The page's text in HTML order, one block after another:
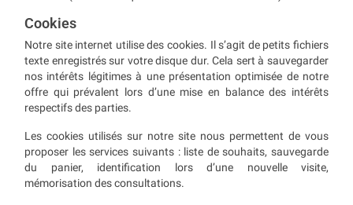
Cookies
Notre site internet utilise des cookies. Il s’agit de petits fichiers
texte enregistrés sur votre disque dur. Cela sert à sauvegarder
nos intérêts légitimes à une présentation optimisée de notre
offre qui prévalent lors d’une mise en balance des intérêts
respectifs des parties.
Les cookies utilisés sur notre site nous permettent de vous
proposer les services suivants : liste de souhaits, sauvegarde
du panier, identification lors d’une nouvelle visite,
mémorisation des consultations.